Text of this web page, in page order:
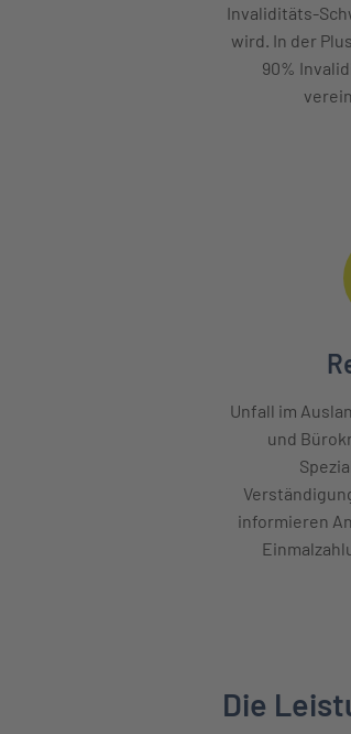
Invaliditäts-
wird. In der
90%
Unfall im
und
informieren
Die